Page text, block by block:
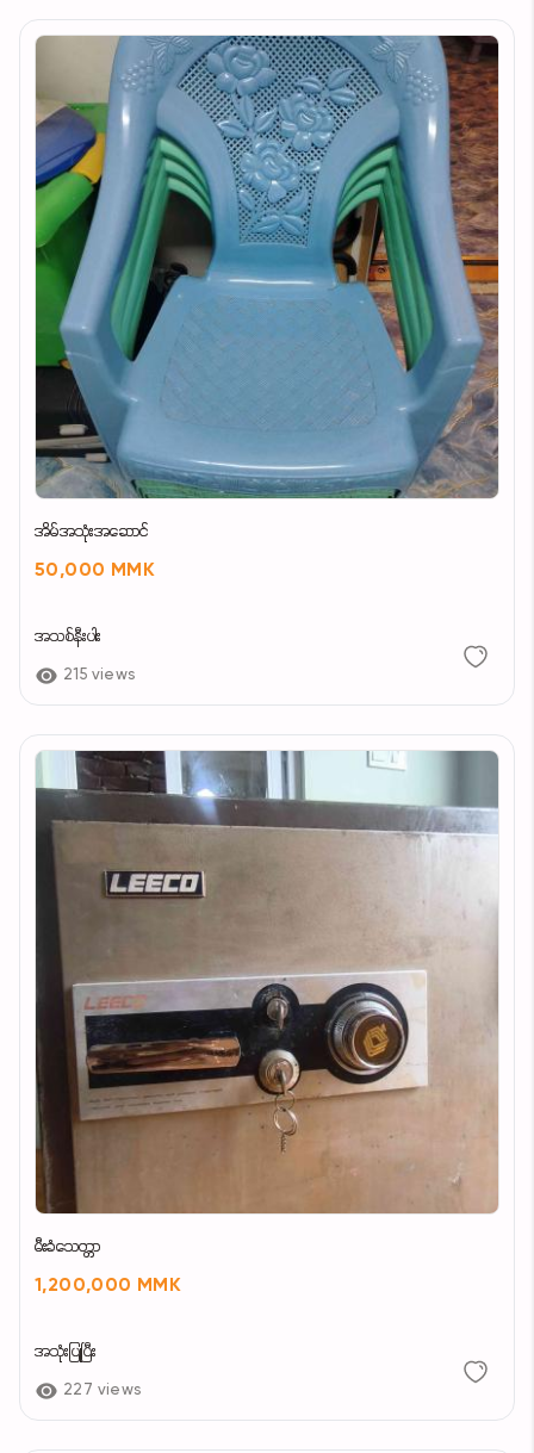
အိမ်အသုံးအဆောင်
50,000 MMK
အသစ်နီးပါး
215 views
မီးခံသေတ္တာ
1,200,000 MMK
အသုံးပြုပြီး
227 views